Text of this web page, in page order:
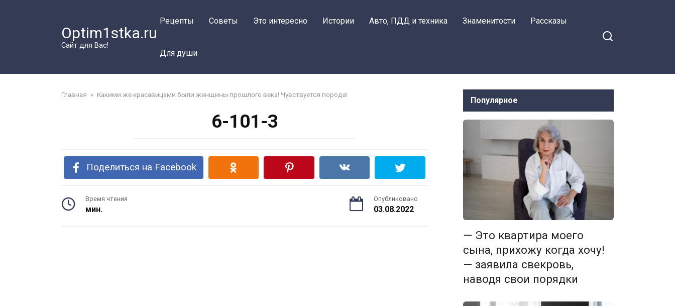
Optim1stka.ru
Сайт для Вас!
Рецепты Советы Это интересно Истории Авто, ПДД и техника Знаменитости Рассказы
Для души
Главная » Какими же красавицами были женщины прошлого века! Чувствуется порода!
6-101-3
Поделиться на Facebook
Время чтения
мин.
Опубликовано
03.08.2022
Популярное
— Это квартира моего
сына, прихожу когда хочу!
— заявила свекровь,
наводя свои порядки